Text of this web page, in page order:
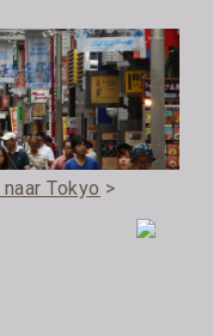
Tokyo >